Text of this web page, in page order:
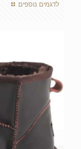
לדגמים נוספים